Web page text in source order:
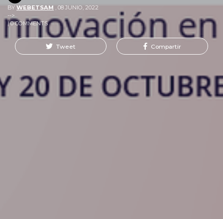
BY WEBETSAM , 08 JUNIO, 2022
-->
| 0 COMMENTS
Tweet Compartir